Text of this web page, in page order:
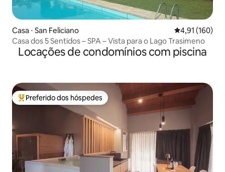
Casa ⋅ San Feliciano 4,91 de uma
4,91 (160)
Casa dos 5 Sentidos – SPA – Vista para o Lago Trasimeno
Locações de condomínios com piscina
Entre os melhores preferidos dos hóspedes
Preferido dos hóspedes